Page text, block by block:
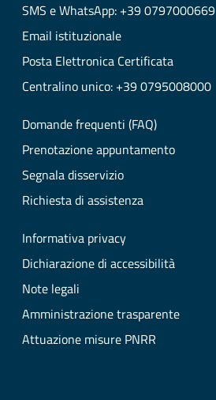
SMS e WhatsApp: +39 0797000669
Email istituzionale
Posta Elettronica Certificata
Centralino unico: +39 0795008000
Domande frequenti (FAQ)
Prenotazione appuntamento
Segnala disservizio
Richiesta di assistenza
Informativa privacy
Dichiarazione di accessibilità
Note legali
Amministrazione trasparente
Attuazione misure PNRR